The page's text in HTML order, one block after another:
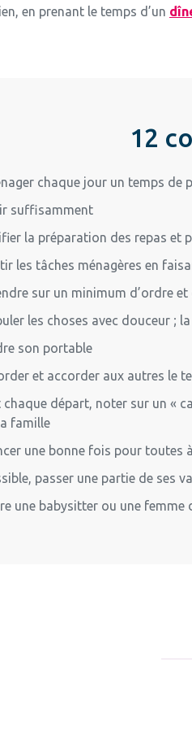
en prenant le temps d’un
12
chaque jour un temps de
suffisamment
la préparation des repas et
les tâches ménagères en
sur un minimum d’ordre
les choses avec douceur ;
son portable
et accorder aux autres le
départ, noter sur un «
famille
une bonne fois pour
passer une partie de ses
une babysitter ou une femme